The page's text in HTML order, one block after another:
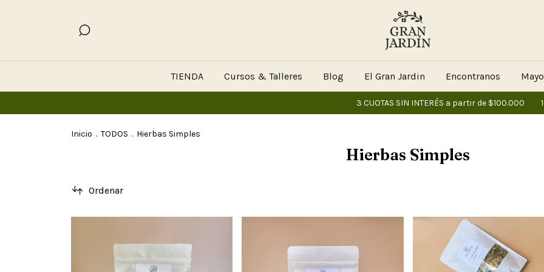
TIENDA Cursos & Talleres Blog El Gran Jardin Encontranos
3 CUOTAS SIN INTERÉS a partir de $100.000 10% OFF
Inicio . TODOS . Hierbas Simples
Hierbas Simples
Ordenar